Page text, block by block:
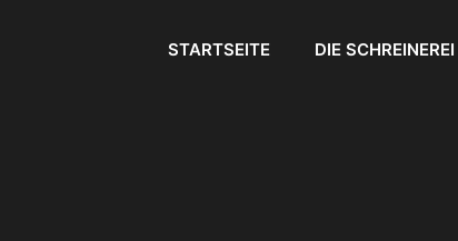
STARTSEITE DIE SCHREINEREI